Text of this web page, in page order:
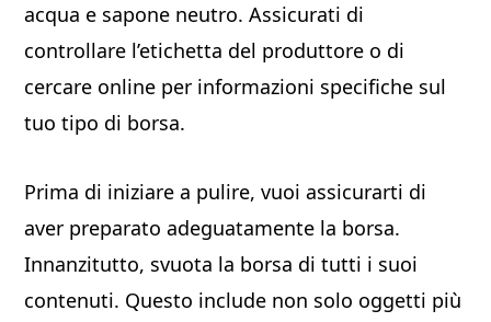
acqua e sapone neutro. Assicurati di
controllare l’etichetta del produttore o di
cercare online per informazioni specifiche sul
tuo tipo di borsa.
Prima di iniziare a pulire, vuoi assicurarti di
aver preparato adeguatamente la borsa.
Innanzitutto, svuota la borsa di tutti i suoi
contenuti. Questo include non solo oggetti più